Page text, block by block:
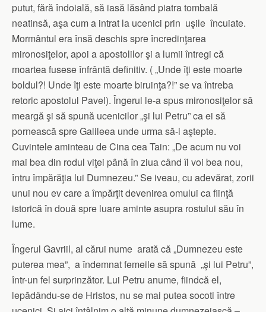
putut, fără îndoială, să iasă lăsând piatra tombală
neatinsă, aşa cum a intrat la ucenici prin uşile încuiate.
Mormântul era însă deschis spre încredinţarea
mironosiţelor, apoi a apostolilor şi a lumii întregi că
moartea fusese înfrântă definitiv. ( „Unde îţi este moarte
boldul?! Unde îţi este moarte biruinţa?!” se va întreba
retoric apostolul Pavel). Îngerul le-a spus mironosiţelor să
meargă şi să spună ucenicilor „şi lui Petru” ca ei să
pornească spre Galileea unde urma să-i aştepte.
Cuvintele aminteau de Cina cea Tain: „De acum nu voi
mai bea din rodul viţei până în ziua când îl voi bea nou,
întru împărăţia lui Dumnezeu.” Se iveau, cu adevărat, zorii
unui nou ev care a împărţit devenirea omului ca fiinţă
istorică în două spre luare aminte asupra rostului său în
lume.
Îngerul Gavriil, al cărui nume arată că „Dumnezeu este
puterea mea”, a îndemnat femeile să spună „şi lui Petru”,
într-un fel surprinzător. Lui Petru anume, fiindcă el,
lepădându-se de Hristos, nu se mai putea socoti între